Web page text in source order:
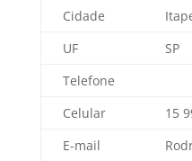
Cidade
UF
SP
Telefone
Celular
15
E-mail